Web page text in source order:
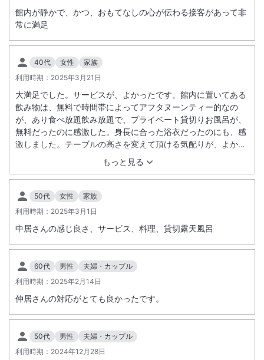
ただけます。
大浴場あり
温泉
施設からのお知らせ
現地払いプランでの現地でのお支払いは現金のみとなります。
館内が静かで、かつ、おもてなしの心が伝わる接客があって非
常に満足
40代 女性
家族
利用時期： 2025年3月21日
もっと見る
大満足でした。サービスが、よかったです。館内に置いてある
飲み物は、無料で時間帯によってアフタヌーンティー的なの
が、あり食べ放題飲み放題で、プライベート貸切りお風呂が、
無料だったのに感激した。身長に合った浴衣だったのにも、感
激しました。テーブルの高さを変えて頂ける気配りが、よかっ
たです。お風呂も、ちょうどいい湯加減でした。
50代 女性
家族
利用時期： 2025年3月1日
中居さんの感じ良さ、サービス、料理、貸切露天風呂
60代 男性
夫婦・カップル
利用時期： 2025年2月14日
仲居さんの対応がとても良かったです。
50代 男性
夫婦・カップル
利用時期： 2024年12月28日